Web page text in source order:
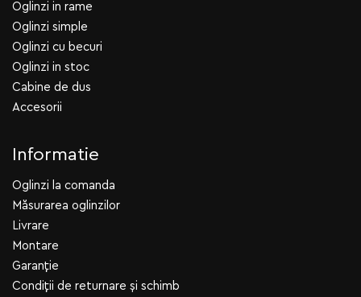
Oglinzi in rame
Oglinzi simple
Oglinzi cu becuri
Oglinzi in stoc
Cabine de dus
Accesorii
Informatie
Oglinzi la comanda
Măsurarea oglinzilor
Livrare
Montare
Garanție
Condiții de returnare și schimb